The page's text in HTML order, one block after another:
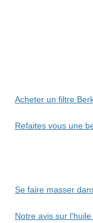
Acheter un filtre
Refaites vous une
Se faire masser
Notre avis sur l'huile